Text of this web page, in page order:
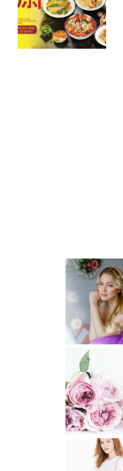
post: